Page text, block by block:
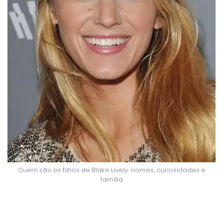
Quem são os filhos de Blake Lively: nomes, curiosidades e
família